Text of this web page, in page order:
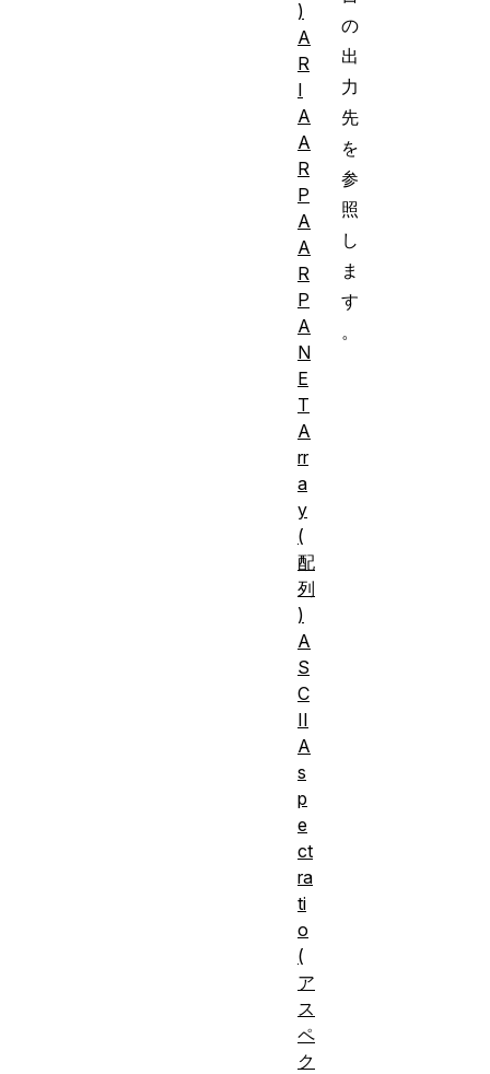
の
出
力
先
を
参
照
し
ま
す
。
)
A
R
I
A
A
R
P
A
A
R
P
A
N
E
T
A
rr
a
y
(
配
列
)
A
S
C
II
A
s
p
e
ct
ra
ti
o
(
ア
ス
ペ
ク